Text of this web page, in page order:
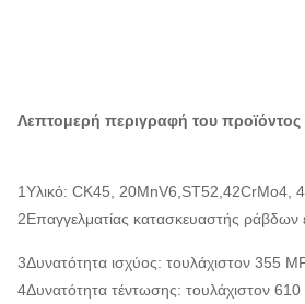
Λεπτομερή περιγραφή του προϊόντος
1Υλικό: CK45, 20MnV6,ST52,42CrMo4,
2Επαγγελματίας κατασκευαστής ράβδων
3Δυνατότητα ισχύος: τουλάχιστον 355
4Δυνατότητα τέντωσης: τουλάχιστον